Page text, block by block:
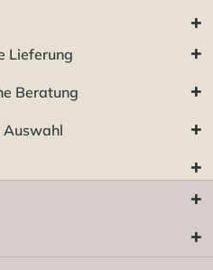
Lieferung
Beratung
Auswahl